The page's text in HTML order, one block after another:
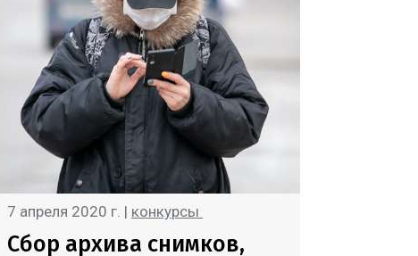
7 апреля 2020 г. | конкурсы
Сбор архива снимков,